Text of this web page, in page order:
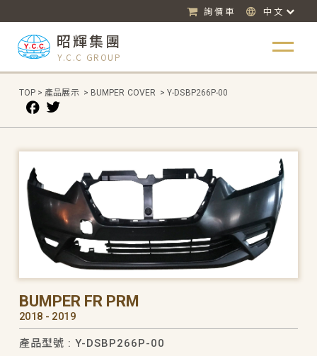
詢價車 中文
昭輝集團
Y.C.C GROUP
TOP > 產品展示 > BUMPER COVER > Y-DSBP266P-00
BUMPER FR PRM
2018 - 2019
產品型號 : Y-DSBP266P-00